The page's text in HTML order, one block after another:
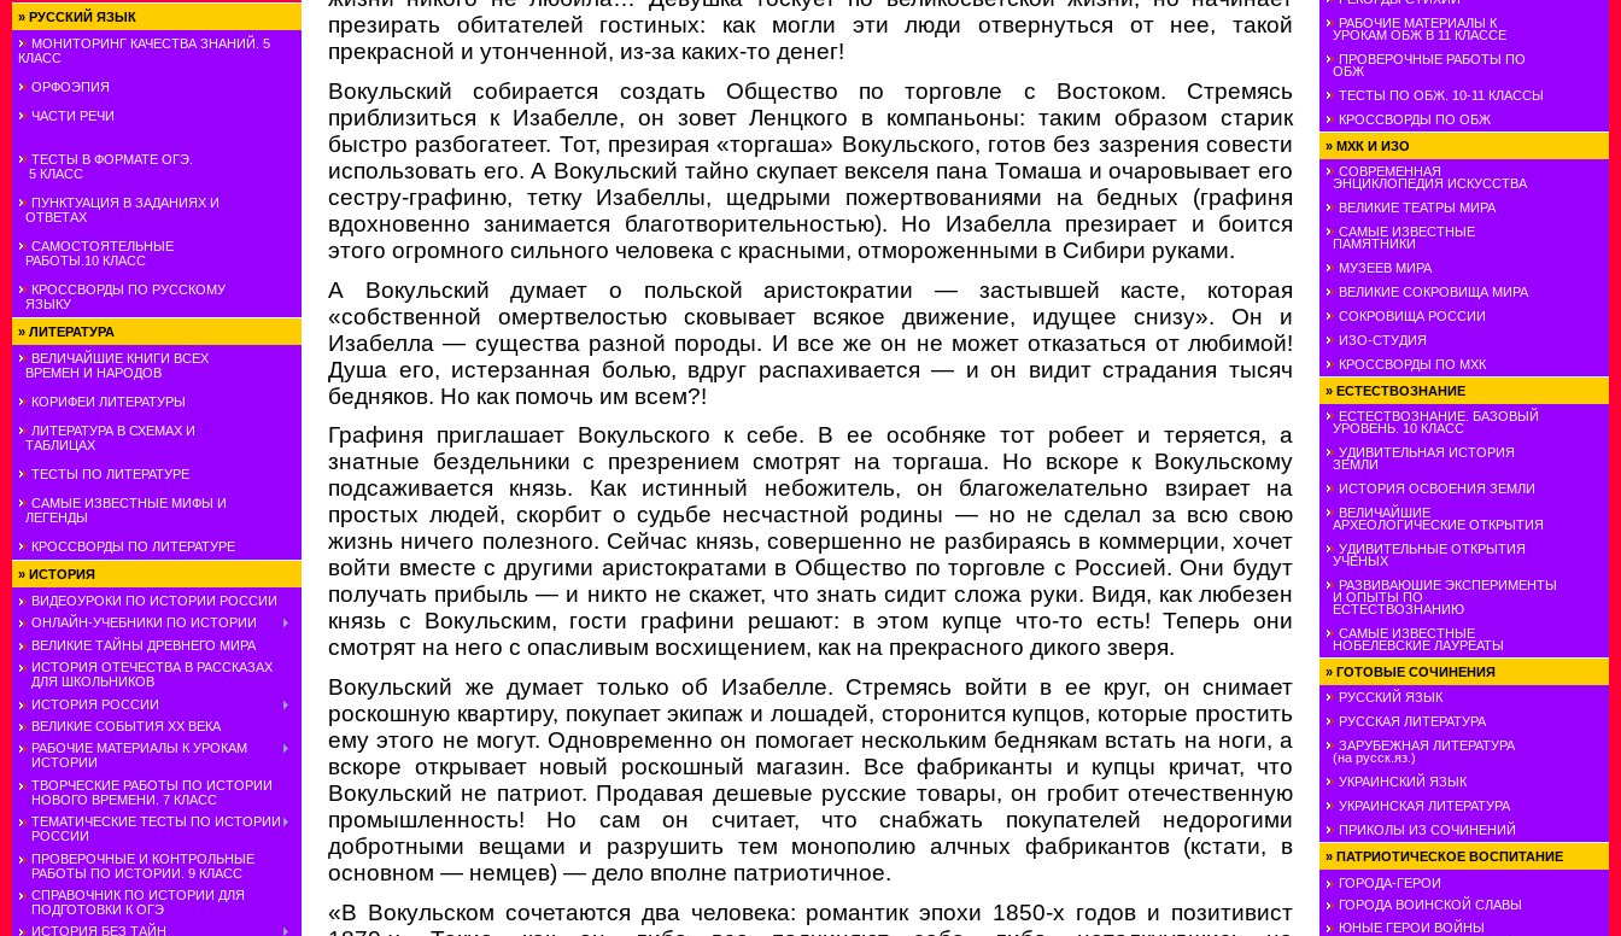
» РУССКИЙ ЯЗЫК
МОНИТОРИНГ КАЧЕСТВА ЗНАНИЙ. 5
КЛАСС
ОРФОЭПИЯ
ЧАСТИ РЕЧИ
ТЕСТЫ В ФОРМАТЕ ОГЭ.
5 КЛАСС
ПУНКТУАЦИЯ В ЗАДАНИЯХ И
ОТВЕТАХ
САМОСТОЯТЕЛЬНЫЕ
РАБОТЫ.10 КЛАСС
КРОССВОРДЫ ПО РУССКОМУ
ЯЗЫКУ
» ЛИТЕРАТУРА
ВЕЛИЧАЙШИЕ КНИГИ ВСЕХ
ВРЕМЕН И НАРОДОВ
КОРИФЕИ ЛИТЕРАТУРЫ
ЛИТЕРАТУРА В СХЕМАХ И
ТАБЛИЦАХ
ТЕСТЫ ПО ЛИТЕРАТУРЕ
САМЫЕ ИЗВЕСТНЫЕ МИФЫ И
ЛЕГЕНДЫ
КРОССВОРДЫ ПО ЛИТЕРАТУРЕ
» ИСТОРИЯ
ВИДЕОУРОКИ ПО ИСТОРИИ РОССИИ
ОНЛАЙН-УЧЕБНИКИ ПО ИСТОРИИ
ВЕЛИКИЕ ТАЙНЫ ДРЕВНЕГО МИРА
ИСТОРИЯ ОТЕЧЕСТВА В РАССКАЗАХ
ДЛЯ ШКОЛЬНИКОВ
ИСТОРИЯ РОССИИ
ВЕЛИКИЕ СОБЫТИЯ ХХ ВЕКА
РАБОЧИЕ МАТЕРИАЛЫ К УРОКАМ
ИСТОРИИ
ТВОРЧЕСКИЕ РАБОТЫ ПО ИСТОРИИ
НОВОГО ВРЕМЕНИ. 7 КЛАСС
ТЕМАТИЧЕСКИЕ ТЕСТЫ ПО ИСТОРИИ
РОССИИ
ПРОВЕРОЧНЫЕ И КОНТРОЛЬНЫЕ
РАБОТЫ ПО ИСТОРИИ. 9 КЛАСС
СПРАВОЧНИК ПО ИСТОРИИ ДЛЯ
ПОДГОТОВКИ К ОГЭ
ИСТОРИЯ БЕЗ ТАЙН
презирать обитателей гостиных: как могли эти люди отвернуться от нее, такой
прекрасной и утонченной, из-за каких-то денег!
Вокульский собирается создать Общество по торговле с Востоком. Стремясь
приблизиться к Изабелле, он зовет Ленцкого в компаньоны: таким образом старик
быстро разбогатеет. Тот, презирая «торгаша» Вокульского, готов без зазрения совести
использовать его. А Вокульский тайно скупает векселя пана Томаша и очаровывает его
сестру-графиню, тетку Изабеллы, щедрыми пожертвованиями на бедных (графиня
вдохновенно занимается благотворительностью). Но Изабелла презирает и боится
этого огромного сильного человека с красными, отмороженными в Сибири руками.
А Вокульский думает о польской аристократии — застывшей касте, которая
«собственной омертвелостью сковывает всякое движение, идущее снизу». Он и
Изабелла — существа разной породы. И все же он не может отказаться от любимой!
Душа его, истерзанная болью, вдруг распахивается — и он видит страдания тысяч
бедняков. Но как помочь им всем?!
Графиня приглашает Вокульского к себе. В ее особняке тот робеет и теряется, а
знатные бездельники с презрением смотрят на торгаша. Но вскоре к Вокульскому
подсаживается князь. Как истинный небожитель, он благожелательно взирает на
простых людей, скорбит о судьбе несчастной родины — но не сделал за всю свою
жизнь ничего полезного. Сейчас князь, совершенно не разбираясь в коммерции, хочет
войти вместе с другими аристократами в Общество по торговле с Россией. Они будут
получать прибыль — и никто не скажет, что знать сидит сложа руки. Видя, как любезен
князь с Вокульским, гости графини решают: в этом купце что-то есть! Теперь они
смотрят на него с опасливым восхищением, как на прекрасного дикого зверя.
Вокульский же думает только об Изабелле. Стремясь войти в ее круг, он снимает
роскошную квартиру, покупает экипаж и лошадей, сторонится купцов, которые простить
ему этого не могут. Одновременно он помогает нескольким беднякам встать на ноги, а
вскоре открывает новый роскошный магазин. Все фабриканты и купцы кричат, что
Вокульский не патриот. Продавая дешевые русские товары, он гробит отечественную
промышленность! Но сам он считает, что снабжать покупателей недорогими
добротными вещами и разрушить тем монополию алчных фабрикантов (кстати, в
основном — немцев) — дело вполне патриотичное.
«В Вокульском сочетаются два человека: романтик эпохи 1850-х годов и позитивист
РАБОЧИЕ МАТЕРИАЛЫ К
УРОКАМ ОБЖ В 11 КЛАССЕ
ПРОВЕРОЧНЫЕ РАБОТЫ ПО
ОБЖ
ТЕСТЫ ПО ОБЖ. 10-11 КЛАССЫ
КРОССВОРДЫ ПО ОБЖ
» МХК И ИЗО
СОВРЕМЕННАЯ
ЭНЦИКЛОПЕДИЯ ИСКУССТВА
ВЕЛИКИЕ ТЕАТРЫ МИРА
САМЫЕ ИЗВЕСТНЫЕ
ПАМЯТНИКИ
МУЗЕЕВ МИРА
ВЕЛИКИЕ СОКРОВИЩА МИРА
СОКРОВИЩА РОССИИ
ИЗО-СТУДИЯ
КРОССВОРДЫ ПО МХК
» ЕСТЕСТВОЗНАНИЕ
ЕСТЕСТВОЗНАНИЕ. БАЗОВЫЙ
УРОВЕНЬ. 10 КЛАСС
УДИВИТЕЛЬНАЯ ИСТОРИЯ
ЗЕМЛИ
ИСТОРИЯ ОСВОЕНИЯ ЗЕМЛИ
ВЕЛИЧАЙШИЕ
АРХЕОЛОГИЧЕСКИЕ ОТКРЫТИЯ
УДИВИТЕЛЬНЫЕ ОТКРЫТИЯ
УЧЕНЫХ
РАЗВИВАЮШИЕ ЭКСПЕРИМЕНТЫ
И ОПЫТЫ ПО
ЕСТЕСТВОЗНАНИЮ
САМЫЕ ИЗВЕСТНЫЕ
НОБЕЛЕВСКИЕ ЛАУРЕАТЫ
» ГОТОВЫЕ СОЧИНЕНИЯ
РУССКИЙ ЯЗЫК
РУССКАЯ ЛИТЕРАТУРА
ЗАРУБЕЖНАЯ ЛИТЕРАТУРА
(на русск.яз.)
УКРАИНСКИЙ ЯЗЫК
УКРАИНСКАЯ ЛИТЕРАТУРА
ПРИКОЛЫ ИЗ СОЧИНЕНИЙ
» ПАТРИОТИЧЕСКОЕ ВОСПИТАНИЕ
ГОРОДА-ГЕРОИ
ГОРОДА ВОИНСКОЙ СЛАВЫ
ЮНЫЕ ГЕРОИ ВОЙНЫ